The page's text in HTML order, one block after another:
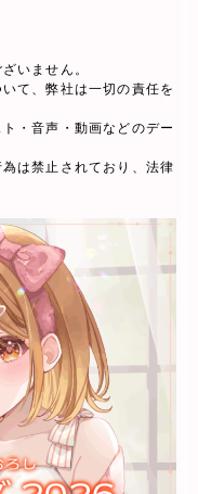
いません。
て、弊社は一切の責任を
・音声・動画などのデー
は禁止されており、法律